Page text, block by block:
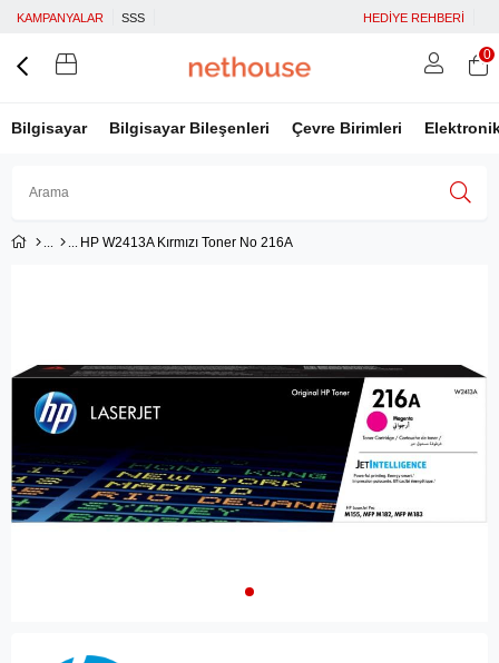
KAMPANYALAR SSS HEDİYE REHBERİ
Bilgisayar Bilgisayar Bileşenleri Çevre Birimleri
0
HP W2413A Kırmızı Toner No 216A